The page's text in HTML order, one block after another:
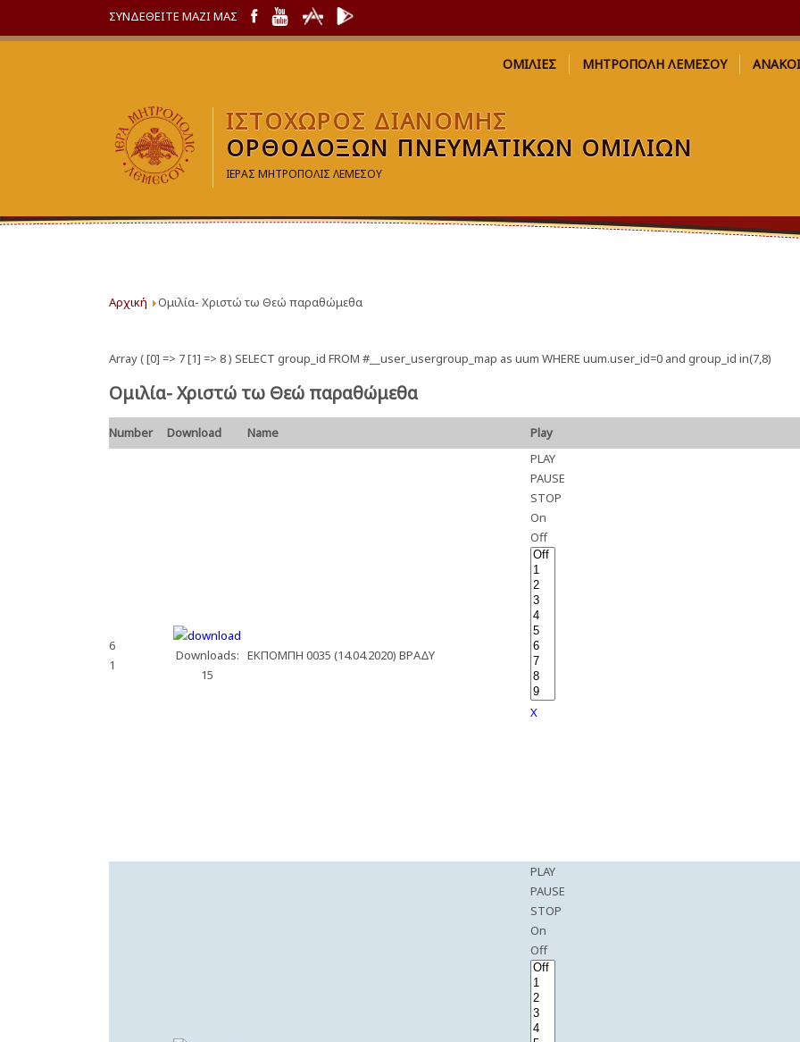
ΣΥΝΔΕΘΕΙΤΕ ΜΑΖΙ ΜΑΣ
ΟΜΙΛΙΕΣ ΜΗΤΡΟΠΟΛΗ ΛΕΜΕΣΟΥ
ΙΣΤΟΧΩΡΟΣ ΔΙΑΝΟΜΗΣ
ΟΡΘΟΔΟΞΩΝ ΠΝΕΥΜΑΤΙΚΩΝ ΟΜΙΛΙΩΝ
ΙΕΡΑΣ ΜΗΤΡΟΠΟΛΙΣ ΛΕΜΕΣΟΥ
Αρχική Ομιλία- Χριστώ τω Θεώ παραθώμεθα
Array ( [0] => 7 [1] => 8 ) SELECT group_id FROM #__user_usergroup_map as uum WHERE uum.user_id=0 and group_id in(7,8)
Ομιλία- Χριστώ τω Θεώ παραθώμεθα
Number Download Name Play
6
1
Downloads:
15
ΕΚΠΟΜΠΗ 0035 (14.04.2020) ΒΡΑΔΥ
PLAY
PAUSE
STOP
On
Off
X
PLAY
PAUSE
STOP
On
Off